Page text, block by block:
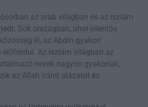
az arab világban és az iszlám
Sok országban, ahol jelentős
él, az Abdin gyakori
előfordul. Az iszlám világban az
nevek nagyon gyakoriak,
az Allah iránti alázatot és